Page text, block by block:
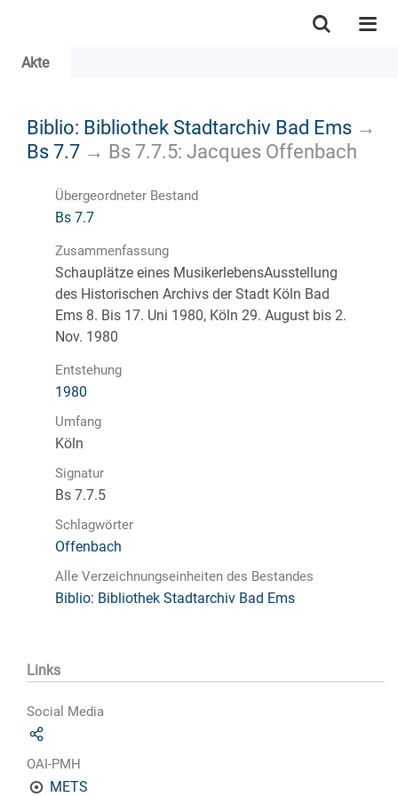
Akte
Biblio: Bibliothek Stadtarchiv Bad Ems →
Bs 7.7 → Bs 7.7.5: Jacques Offenbach
Übergeordneter Bestand
Bs 7.7
Zusammenfassung
Schauplätze eines MusikerlebensAusstellung
des Historischen Archivs der Stadt Köln Bad
Ems 8. Bis 17. Uni 1980, Köln 29. August bis 2.
Nov. 1980
Entstehung
1980
Umfang
Köln
Signatur
Bs 7.7.5
Schlagwörter
Offenbach
Alle Verzeichnungseinheiten des Bestandes
Biblio: Bibliothek Stadtarchiv Bad Ems
Links
Social Media
OAI-PMH
METS